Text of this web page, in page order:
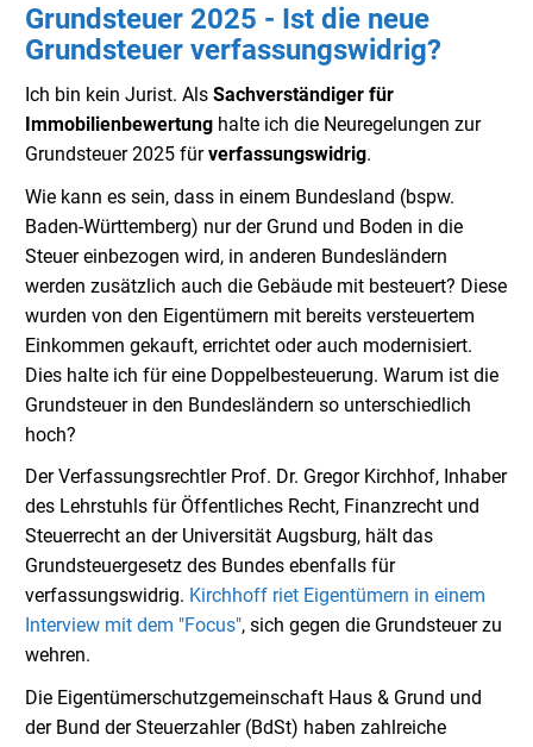
Grundsteuer 2025 - Ist die neue
Grundsteuer verfassungswidrig?
Ich bin kein Jurist. Als Sachverständiger für
Immobilienbewertung halte ich die Neuregelungen zur
Grundsteuer 2025 fürverfassungswidrig.
Wie kann es sein, dass in einem Bundesland (bspw.
Baden-Württemberg) nur der Grund und Boden in die
Steuer einbezogen wird, in anderen Bundesländern
werden zusätzlich auch die Gebäude mit besteuert? Diese
wurden von den Eigentümern mit bereits versteuertem
Einkommen gekauft, errichtet oder auch modernisiert.
Dies halte ich für eine Doppelbesteuerung. Warum ist die
Grundsteuer in den Bundesländern so unterschiedlich
hoch?
Der Verfassungsrechtler Prof. Dr. Gregor Kirchhof, Inhaber
des Lehrstuhls für Öffentliches Recht, Finanzrecht und
Steuerrecht an der Universität Augsburg, hält das
Grundsteuergesetz des Bundes ebenfalls für
verfassungswidrig. Kirchhoff riet Eigentümern in einem
Interview mit dem "Focus", sich gegen die Grundsteuer zu
wehren.
Die Eigentümerschutzgemeinschaft Haus & Grund und
der Bund der Steuerzahler (BdSt) haben zahlreiche